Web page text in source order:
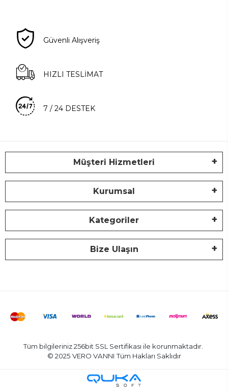
Güvenli Alışveriş
HIZLI TESLİMAT
7 / 24 DESTEK
Müşteri Hizmetleri
Kurumsal
Kategoriler
Bize Ulaşın
Tüm bilgileriniz 256bit SSL Sertifikası ile korunmaktadır.
© 2025 VERO VANNITüm Hakları Saklıdır